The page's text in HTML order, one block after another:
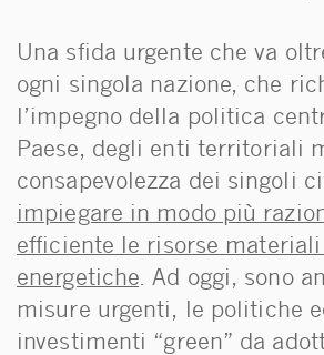
Una sfida urgente che va
ogni singola nazione, che
l’impegno della politica
Paese, degli enti territoriali
consapevolezza dei singoli
impiegare in modo più
efficiente le risorse materiali
energetiche. Ad oggi, sono
misure urgenti, le politiche
investimenti “green” da